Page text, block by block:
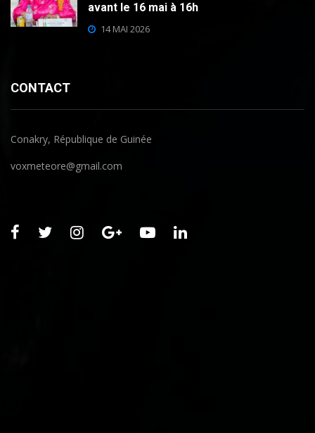
avant le 16 mai à 16h
14 MAI 2026
CONTACT
Conakry, République de Guinée
voxmeteore@gmail.com